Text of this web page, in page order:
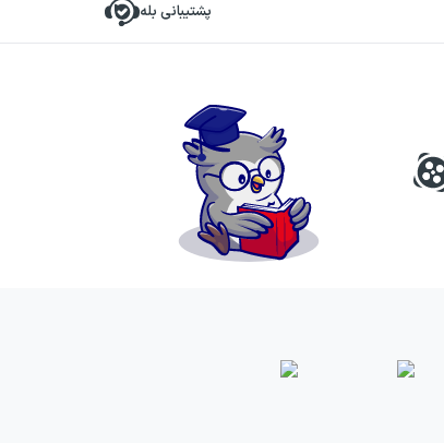
پشتیبانی بله